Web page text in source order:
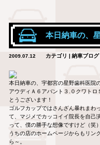
本日納車の、
2009.07.12 カテゴリ | 納車ブログ
本日納車の、宇都宮の星野歯科医院
アウディＡ６アバント３.０クワト
とうございます！
ゴルフカップではさんざん暴れまわ
て、マジメでカッコイイ院長を自己
って、僕の勝手な想像ですけど（笑）
うちの店のホームページからもリン
ら～。